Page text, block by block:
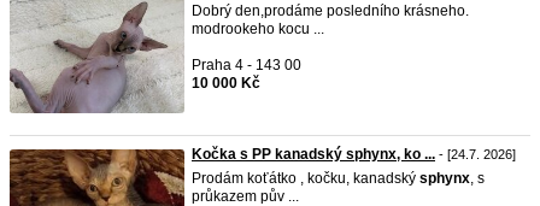
Dobrý den,prodáme posledního krásneho.
modrookeho kocu ...
Praha 4 - 143 00
10 000 Kč
Kočka s PP kanadský sphynx, ko ... - [24.7. 2026]
Prodám koťátko , kočku, kanadský sphynx, s
průkazem pův ...